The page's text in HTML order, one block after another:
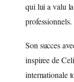
qui lui a valu
professionnels.
Son succes
inspiree de
internationale